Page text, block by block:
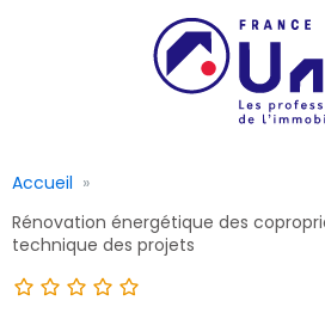
Accueil
Rénovation énergétique des
technique des projets